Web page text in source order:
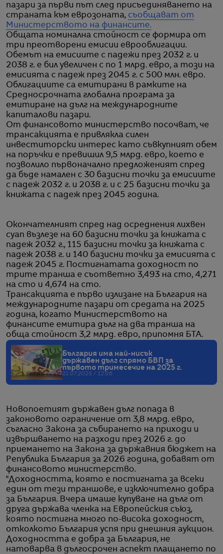
пазари за първи път след присъединяването на
страната към еврозоната, съобщават от
Министерството на финансите.
Общата номинална стойност се формира от
три преотворени емисии еврооблигации.
Обемът на емисиите с падежи през 2032 г. и
2038 г. е бил увеличен с по 1 млрд. евро, а този на
емисията с падеж през 2045 г. с 500 млн. евро.
Облигациите са емитирани в рамките на
Средносрочната глобална програма за
емитиране на дълг на международните
капиталови пазари.
От финансовото министерство посочват, че
трансакцията е привлякла силен
инвеститорски интерес като съвкупният обем
на поръчки е превишил 9,5 млрд. евро, което е
позволило първоначално предложеният спред
да бъде намален с 30 базисни точки за емисиите
с падеж 2032 г. и 2038 г. и с 25 базисни точки за
книжата с падеж през 2045 година.
Окончателният спред над осреднения лихвен
суап възлезе на 60 базисни точки за книжата с
падеж 2032 г., 115 базисни точки за книжата с
падеж 2038 г. и 140 базисни точки за емисията с
падеж 2045 г. Постигнатата доходност по
трите транша е съответно 3,493 на сто, 4,271
на сто и 4,674 на сто.
Трансакцията е първо излизане на България на
международните пазари от средата на 2025
година, когато Министерството на
финансите емитира дълг на два транша на
обща стойност 3,2 млрд. евро, припомня БТА.
България има най-нисък
държавен дълг спрямо БВП за
първото тримесечие на 2025 г.
21.07.2025 / 12:06
Новопоетият държавен дълг попада в
законовото ограничение от 3,8 млрд. евро,
съгласно Закона за събирането на приходи и
извършването на разходи през 2026 г. до
приемането на Закона за държавния бюджет на
Република България за 2026 година, добавят от
финансовото министерство.
"Доходността, която е постигната за всеки
един от тези траншове, е изключително добра
за България. Вчера имаше купуване на дълг от
друга държава членка на Европейския съюз,
която постигна много по-висока доходност,
отколкото България успя при днешния аукцион.
Доходността е добра за България, не
натоварва в дългосрочен аспект плащането по